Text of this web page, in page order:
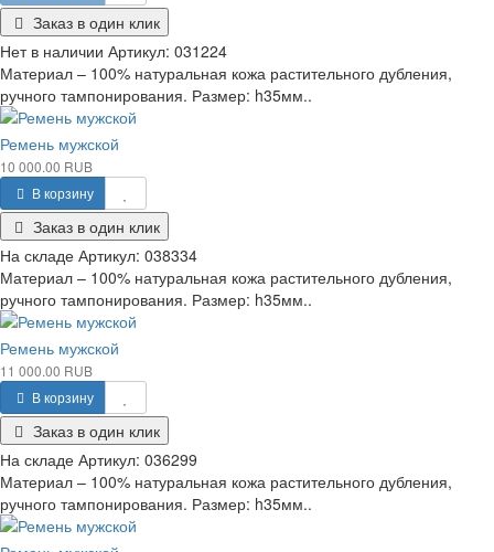
Заказ в один клик
Нет в наличии Артикул: 031224
Материал – 100% натуральная кожа растительного дубления,
ручного тампонирования. Размер: h35мм..
Ремень мужской
10 000.00 RUB
В корзину
Заказ в один клик
На складе Артикул: 038334
Материал – 100% натуральная кожа растительного дубления,
ручного тампонирования. Размер: h35мм..
Ремень мужской
11 000.00 RUB
В корзину
Заказ в один клик
На складе Артикул: 036299
Материал – 100% натуральная кожа растительного дубления,
ручного тампонирования. Размер: h35мм..